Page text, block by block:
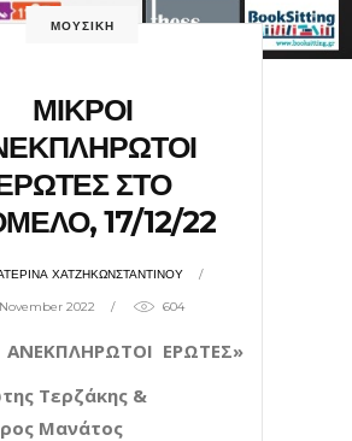
ΜΟΥΣΙΚΗ
ΜΙΚΡΟΙ
ΣΤΟ
17/12/22
ΧΑΤΖΗΚΩΝΣΤΑΝΤΙΝΟΥ
2022 604
ΑΝΕΚΠΛΗΡΩΤΟΙ ΕΡΩΤΕΣ»
Τερζάκης &
Μανάτος